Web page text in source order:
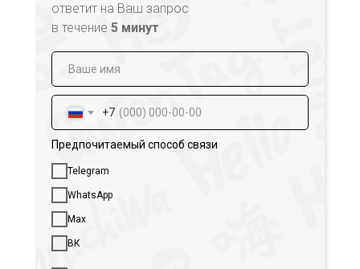
ответит на Ваш запрос
в течение 5 минут
+7
Предпочитаемый способ связи
Telegram
WhatsApp
Max
ВК